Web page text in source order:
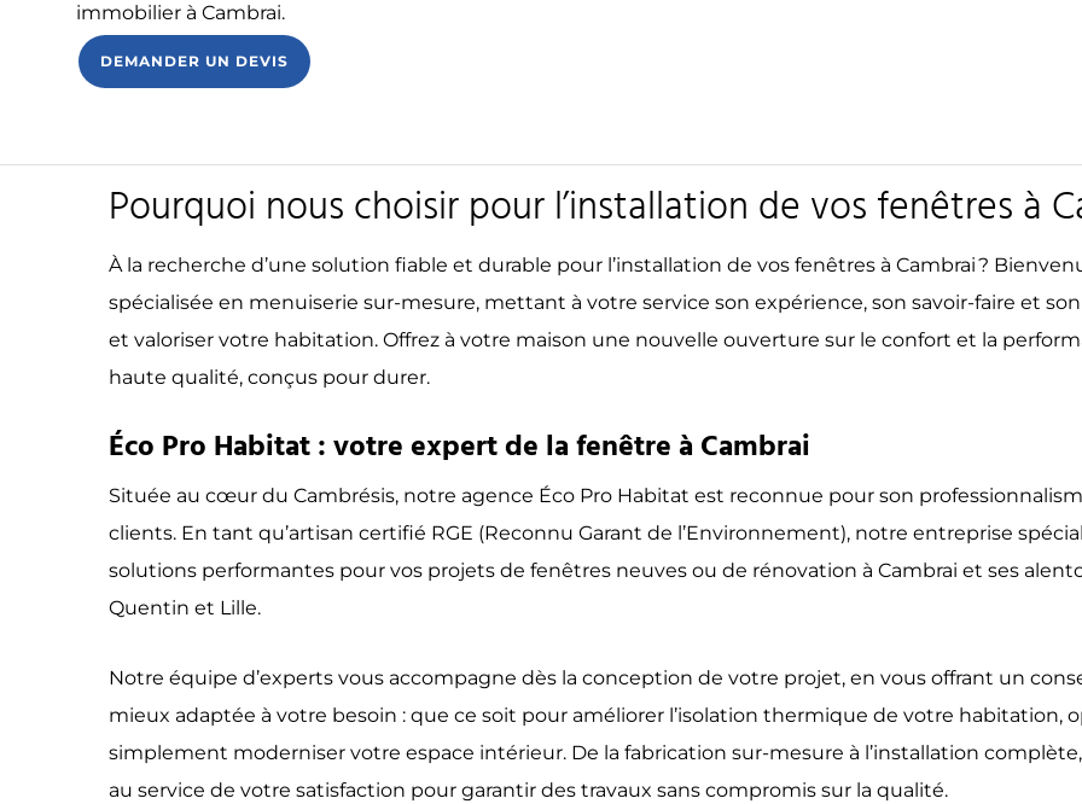
immobilier à Cambrai.
DEMANDER UN DEVIS
Pourquoi nous choisir pour l’installation de vos fenêtres à
À la recherche d’une solution fiable et durable pour l’installation de vos fenêtres à Cambrai ?
spécialisée en menuiserie sur-mesure, mettant à votre service son expérience, son savoir-faire et
et valoriser votre habitation. Offrez à votre maison une nouvelle ouverture sur le confort et la
haute qualité, conçus pour durer.
Éco Pro Habitat : votre expert de la fenêtre à Cambrai
Située au cœur du Cambrésis, notre agence Éco Pro Habitat est reconnue pour son
clients. En tant qu’artisan certifié RGE (Reconnu Garant de l’Environnement), notre entreprise
solutions performantes pour vos projets de fenêtres neuves ou de rénovation à Cambrai et ses
Quentin et Lille.
Notre équipe d’experts vous accompagne dès la conception de votre projet, en vous offrant un
mieux adaptée à votre besoin : que ce soit pour améliorer l’isolation thermique de votre habitation,
simplement moderniser votre espace intérieur. De la fabrication sur-mesure à l’installation
au service de votre satisfaction pour garantir des travaux sans compromis sur la qualité.